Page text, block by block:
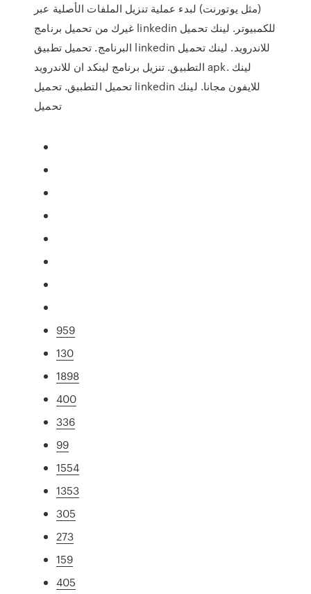
(مثل يوتورنت) لبدء عملية تنزيل الملفات الأصلية عبر
غيرك من تحميل برنامج linkedin للكمبيوتر. لينك تحميل
البرنامج. تحميل تطبيق linkedin للاندرويد. لينك تحميل
التطبيق. تنزيل برنامج لينكد ان للاندرويد apk. لينك
تحميل التطبيق. تحميل linkedin للايفون مجانا. لينك
تحميل
959
130
1898
400
336
99
1554
1353
305
273
159
405